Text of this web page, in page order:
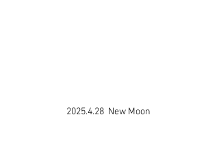
2025.4.28  New Moon